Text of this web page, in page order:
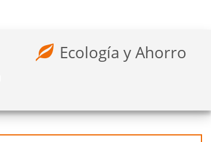
Ecología y Ahorro